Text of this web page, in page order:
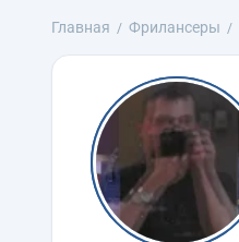
Главная Фрилансеры